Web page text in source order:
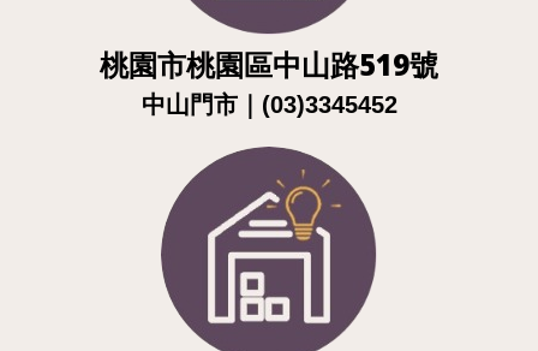
桃園市桃園區中山路519號
中山門市｜ (03)3345452